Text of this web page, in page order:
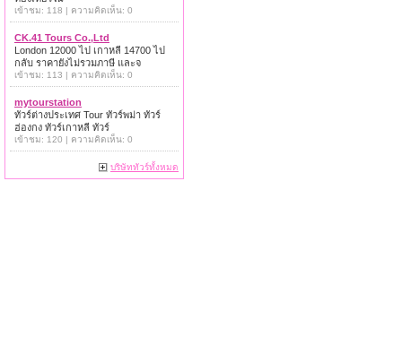
เข้าชม: 118 | ความคิดเห็น: 0
CK.41 Tours Co.,Ltd
London 12000 ไป เกาหลี 14700 ไป
กลับ ราคายังไม่รวมภาษี และจ
เข้าชม: 113 | ความคิดเห็น: 0
mytourstation
ทัวร์ต่างประเทศ Tour ทัวร์พม่า ทัวร์
ฮ่องกง ทัวร์เกาหลี ทัวร์
เข้าชม: 120 | ความคิดเห็น: 0
บริษัททัวร์ทั้งหมด